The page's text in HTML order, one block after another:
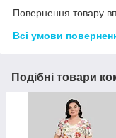
Повернення товару
Всі умови
Подібні товари